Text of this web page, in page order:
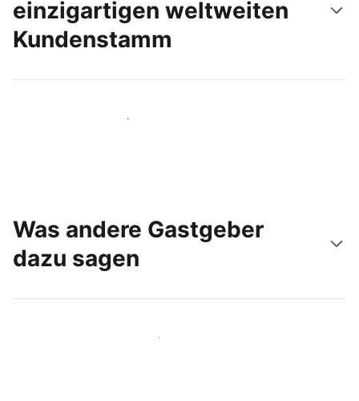
einzigartigen weltweiten
Kundenstamm
Noch heute neue Gäste erreichen
Was andere Gastgeber
dazu sagen
Schließen Sie sich Gastgebern wie Ihnen an